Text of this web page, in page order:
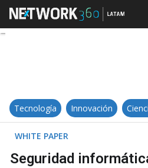
Tecnología Innovación
WHITE PAPER
Seguridad